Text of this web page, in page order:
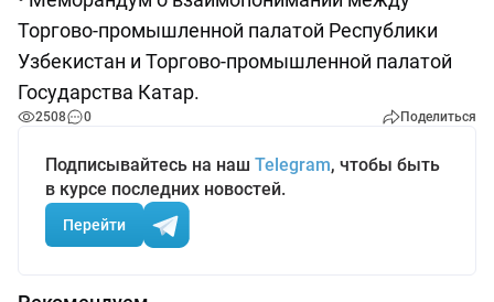
Торгово-промышленной палатой Республики
Узбекистан и Торгово-промышленной палатой
Государства Катар.
2508 0 Поделиться
Подписывайтесь на наш Telegram, чтобы быть
в курсе последних новостей.
Перейти